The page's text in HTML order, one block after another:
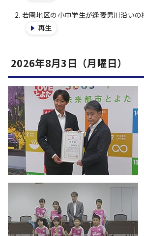
若園地区の小中学生が逢妻男川沿い
再生
2026年8月3日（月曜日）